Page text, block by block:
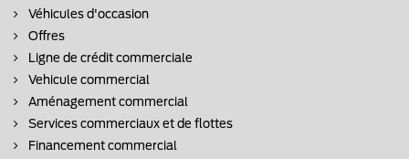
Véhicules d'occasion
Offres
Ligne de crédit commerciale
Vehicule commercial
Aménagement commercial
Services commerciaux et de flottes
Financement commercial